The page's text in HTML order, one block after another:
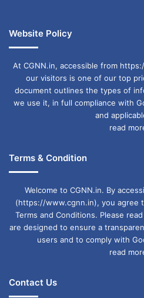
Website Policy
At CGNN.in, accessible from
our visitors is one of our top
document outlines the types of
we use it, in full compliance with
and
read
Terms & Condition
Welcome to CGNN.in. By
(https://www.cgnn.in), you agree
Terms and Conditions. Please
are designed to ensure a
users and to comply with
read
Contact Us